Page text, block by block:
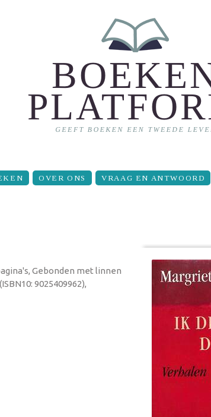
OVER ONS VRAAG EN ANTWOORD
Gebonden met linnen
9025409962),